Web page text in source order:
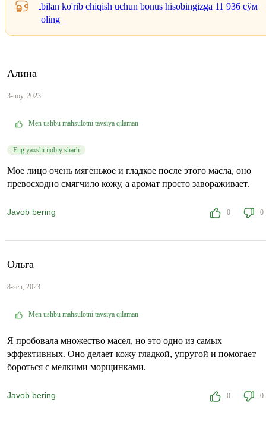
bilan ko'rib chiqish uchun bonus hisobingizga 11 936 сўм
oling
Алина
3-noy, 2023
Men ushbu mahsulotni tavsiya qilaman
Eng yaxshi ijobiy sharh
Мое лицо очень мягенькое и гладкое после этого масла, оно
превосходно смягчило кожу, а аромат просто завораживает.
Javob bering 0 0
Ольга
8-sen, 2023
Men ushbu mahsulotni tavsiya qilaman
Я пробовала множество масел, но это одно из самых
эффективных. Оно делает кожу гладкой, упругой и помогает
бороться с мелкими морщинками.
Javob bering 0 0